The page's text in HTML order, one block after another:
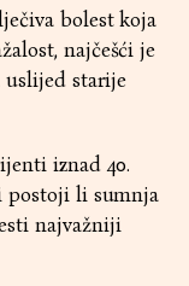
bolest koja
najčešći je
uslijed starije
iznad 40.
postoji li sumnja
najvažniji